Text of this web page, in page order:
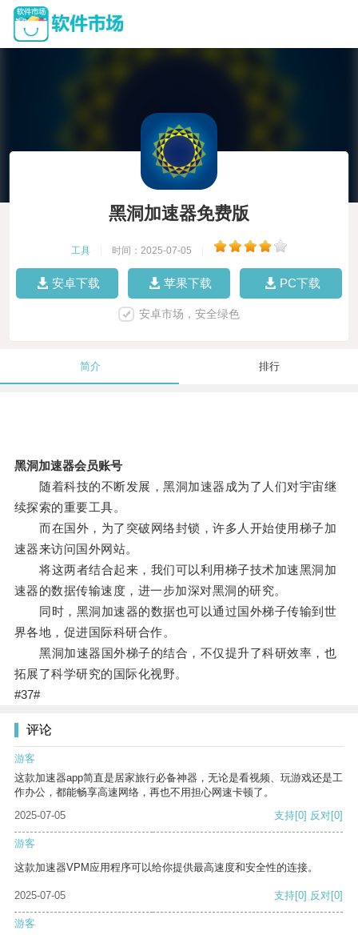
黑洞加速器免费版
工具 时间：2025-07-05
安卓下载 苹果下载 PC下载
安卓市场，安全绿色
简介 排行
黑洞加速器会员账号
随着科技的不断发展，黑洞加速器成为了人们对宇宙继
续探索的重要工具。
而在国外，为了突破网络封锁，许多人开始使用梯子加
速器来访问国外网站。
将这两者结合起来，我们可以利用梯子技术加速黑洞加
速器的数据传输速度，进一步加深对黑洞的研究。
同时，黑洞加速器的数据也可以通过国外梯子传输到世
界各地，促进国际科研合作。
黑洞加速器国外梯子的结合，不仅提升了科研效率，也
拓展了科学研究的国际化视野。
#37#
评论
游客
这款加速器app简直是居家旅行必备神器，无论是看视频、玩游戏还是工
作办公，都能畅享高速网络，再也不用担心网速卡顿了。
2025-07-05
支持[0] 反对[0]
游客
这款加速器VPM应用程序可以给你提供最高速度和安全性的连接。
2025-07-05 支持[0] 反对[0]
游客